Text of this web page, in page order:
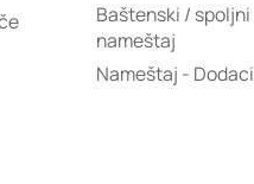
Baštenski / spoljni
nameštaj
Nameštaj - Dodaci